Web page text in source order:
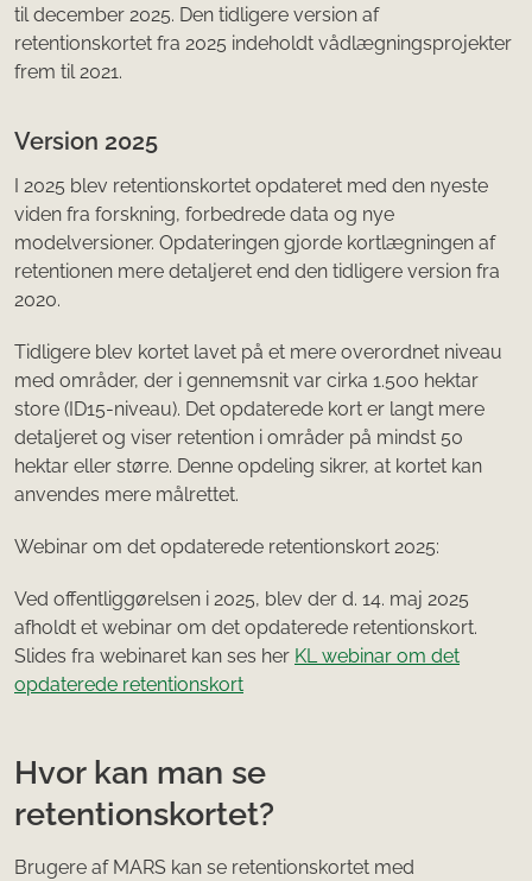
til december 2025. Den tidligere version af
retentionskortet fra 2025 indeholdt vådlægningsprojekter
frem til 2021.
Version 2025
I 2025 blev retentionskortet opdateret med den nyeste
viden fra forskning, forbedrede data og nye
modelversioner. Opdateringen gjorde kortlægningen af
retentionen mere detaljeret end den tidligere version fra
2020.
Tidligere blev kortet lavet på et mere overordnet niveau
med områder, der i gennemsnit var cirka 1.500 hektar
store (ID15-niveau). Det opdaterede kort er langt mere
detaljeret og viser retention i områder på mindst 50
hektar eller større. Denne opdeling sikrer, at kortet kan
anvendes mere målrettet.
Webinar om det opdaterede retentionskort 2025:
Ved offentliggørelsen i 2025, blev der d. 14. maj 2025
afholdt et webinar om det opdaterede retentionskort.
Slides fra webinaret kan ses her KL webinar om det
opdaterede retentionskort
Hvor kan man se
retentionskortet?
Brugere af MARS kan se retentionskortet med